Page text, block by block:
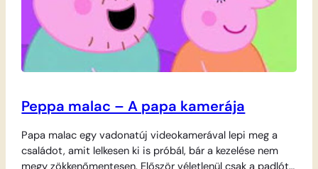
Peppa malac – A papa kamerája
Papa malac egy vadonatúj videokamerával lepi meg a
családot, amit lelkesen ki is próbál, bár a kezelése nem